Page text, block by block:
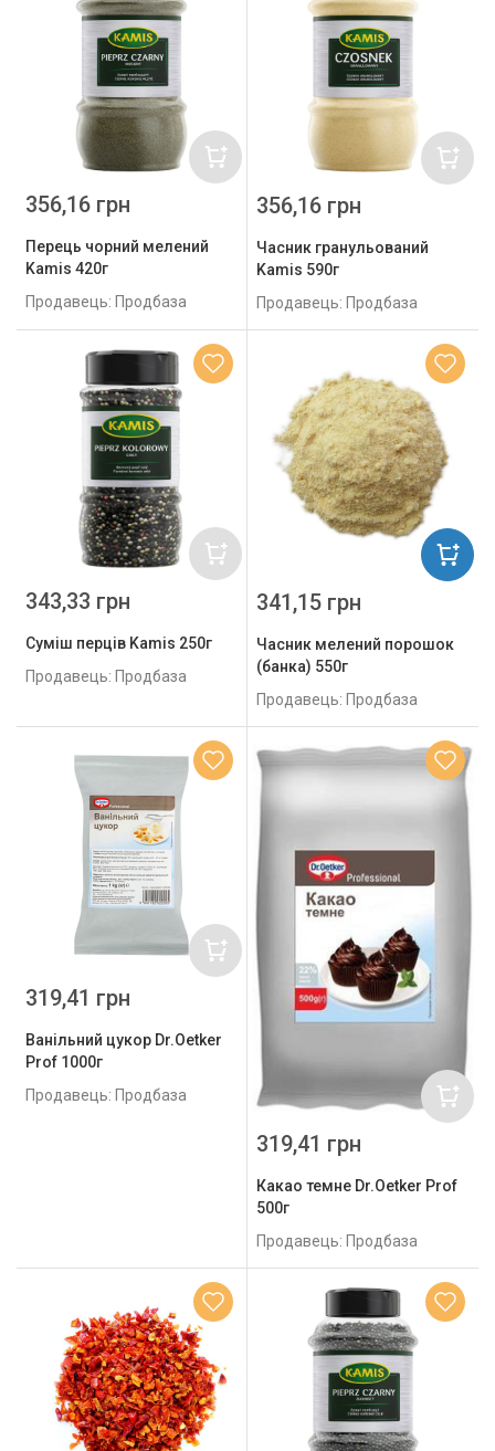
Перець чорний мелений
Kamis 420г
Продавець: Продбаза
356,16 грн
Часник гранульований
Kamis 590г
Продавець: Продбаза
356,16 грн
Суміш перців Kamis 250г
Продавець: Продбаза
343,33 грн
Часник мелений порошок
(банка) 550г
Продавець: Продбаза
341,15 грн
Ванільний цукор Dr.Oetker
Prof 1000г
Продавець: Продбаза
319,41 грн
Какао темне Dr.Oetker Prof
500г
Продавець: Продбаза
319,41 грн